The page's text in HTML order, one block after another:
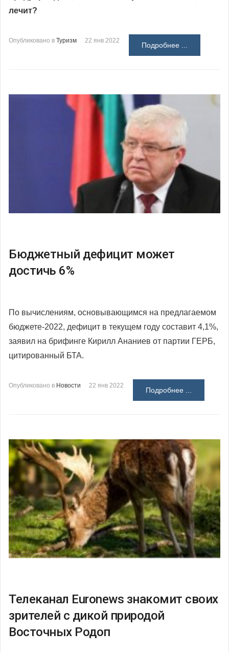
лечит?
Опубликовано в Туризм 22 янв 2022
Подробнее ...
Бюджетный дефицит может
достичь 6%
По вычислениям, основывающимся на предлагаемом
бюджете-2022, дефицит в текущем году составит 4,1%,
заявил на брифинге Кирилл Ананиев от партии ГЕРБ,
цитированный БТА.
Опубликовано в Новости 22 янв 2022
Подробнее ...
Телеканал Euronews знакомит своих
зрителей с дикой природой
Восточных Родоп